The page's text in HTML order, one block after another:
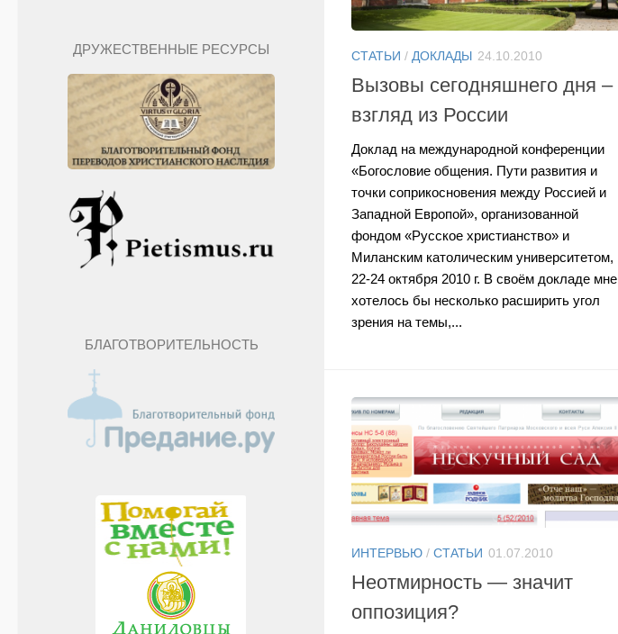
СТАТЬИ / ДОКЛАДЫ 24.10.2010
Вызовы сегодняшнего дня –
взгляд из России
Доклад на международной конференции
«Богословие общения. Пути развития и
точки соприкосновения между Россией и
Западной Европой», организованной
фондом «Русское христианство» и
Миланским католическим университетом,
22-24 октября 2010 г. В своём докладе мне
хотелось бы несколько расширить угол
зрения на темы,...
ИНТЕРВЬЮ / СТАТЬИ 01.07.2010
Неотмирность — значит
оппозиция?
ДРУЖЕСТВЕННЫЕ РЕСУРСЫ
БЛАГОТВОРИТЕЛЬНОСТЬ